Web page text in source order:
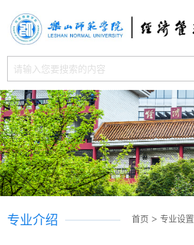
首页 > 专业设置
专业介绍